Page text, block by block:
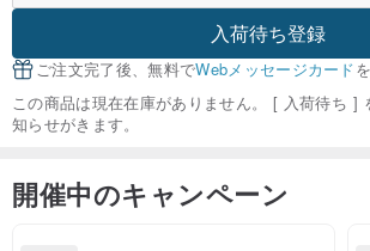
入荷待ち登録
ご注文完了後、無料でWebメッセージカード
この商品は現在在庫がありません。 [ 入荷待ち ]
知らせがきます。
開催中のキャンペーン